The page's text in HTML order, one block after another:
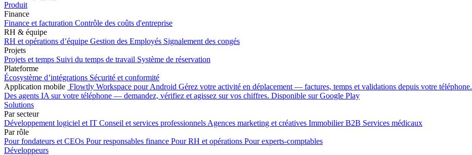
Produit
Finance
Finance et facturation Contrôle des coûts d'entreprise
RH & équipe
RH et opérations d’équipe Gestion des Employés Signalement des congés
Projets
Projets et temps Suivi du temps de travail Système de réservation
Plateforme
Écosystème d’intégrations Sécurité et conformité
Application mobile Flowtly Workspace pour Android Gérez votre activité en déplacement — factures, temps et validations depuis votre téléphone.
Des agents IA sur votre téléphone — demandez, vérifiez et agissez sur vos chiffres. Disponible sur Google Play
Solutions
Par secteur
Développement logiciel et IT Conseil et services professionnels Agences marketing et créatives Immobilier B2B Services médicaux
Par rôle
Pour fondateurs et CEOs Pour responsables finance Pour RH et opérations Pour experts-comptables
Développeurs